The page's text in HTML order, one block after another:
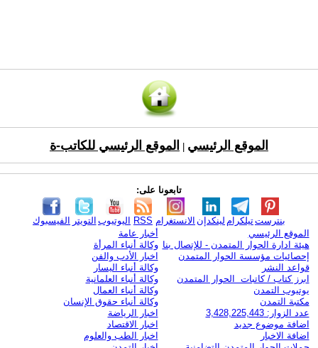
الموقع الرئيسي الموقع الرئيسي للكاتب-ة
تابعونا على:
الفيسبوك التويتر اليوتيوب RSS الانستغرام لينكدإن تيلكرامبنترست
الموقع الرئيسي
هيئة ادارة الحوار المتمدن - للإتصال بنا
إحصائيات مؤسسة الحوار المتمدن
قواعد النشر
ابرز كتاب / كاتبات الحوار المتمدن
يوتيوب التمدن
مكتبة التمدن
عدد الزوار: 3,428,225,443
اضافة موضوع جديد
اضافة الاخبار
أخبار عامة
وكالة أنباء المرأة
اخبار الأدب والفن
وكالة أنباء اليسار
وكالة أنباء العلمانية
وكالة أنباء العمال
وكالة أنباء حقوق الإنسان
اخبار الرياضة
اخبار الاقتصاد
اخبار الطب والعلوم